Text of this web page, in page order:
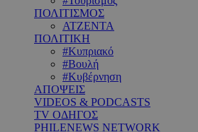
ΠΟΛΙΤΙΣΜΟΣ
ΑΤΖΕΝΤΑ
ΠΟΛΙΤΙΚΗ
#Κυπριακό
#Βουλή
#Κυβέρνηση
ΑΠΟΨΕΙΣ
VIDEOS & PODCASTS
TV ΟΔΗΓΟΣ
PHILENEWS NETWORK